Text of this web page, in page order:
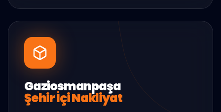
Gaziosmanpaşa
Şehir İçi Nakliyat